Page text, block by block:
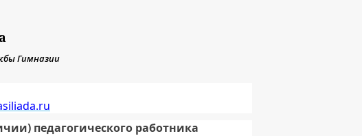
Гимназии
педагогического работника